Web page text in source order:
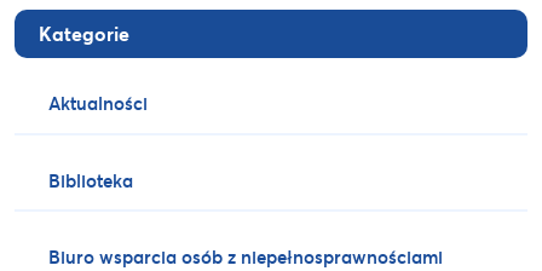
Kategorie
Aktualności
Biblioteka
Biuro wsparcia osób z niepełnosprawnościami